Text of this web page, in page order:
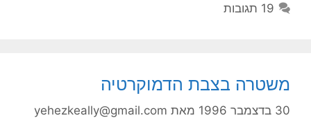
19 תגובות
משטרה בצבת הדמוקרטיה
30 בדצמבר 1996 מאת yehezkeally@gmail.com